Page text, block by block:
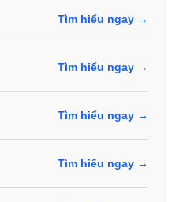
Tìm hiểu ngay →
Tìm hiểu ngay →
Tìm hiểu ngay →
Tìm hiểu ngay →